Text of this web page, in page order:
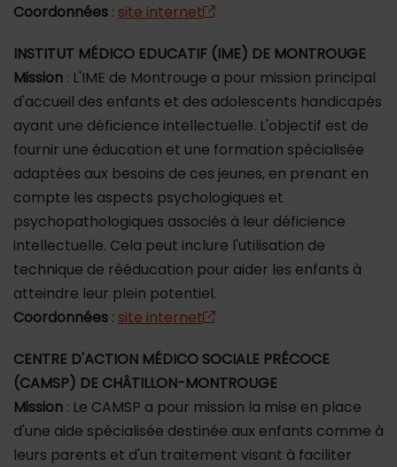
Coordonnées : site internet
INSTITUT MÉDICO EDUCATIF (IME) DE MONTROUGE
Mission : L'IME de Montrouge a pour mission principal
d'accueil des enfants et des adolescents handicapés
ayant une déficience intellectuelle. L'objectif est de
fournir une éducation et une formation spécialisée
adaptées aux besoins de ces jeunes, en prenant en
compte les aspects psychologiques et
psychopathologiques associés à leur déficience
intellectuelle. Cela peut inclure l'utilisation de
technique de rééducation pour aider les enfants à
atteindre leur plein potentiel.
Coordonnées : site internet
CENTRE D'ACTION MÉDICO SOCIALE PRÉCOCE
(CAMSP) DE CHÂTILLON-MONTROUGE
Mission : Le CAMSP a pour mission la mise en place
d'une aide spécialisée destinée aux enfants comme à
leurs parents et d'un traitement visant à faciliter